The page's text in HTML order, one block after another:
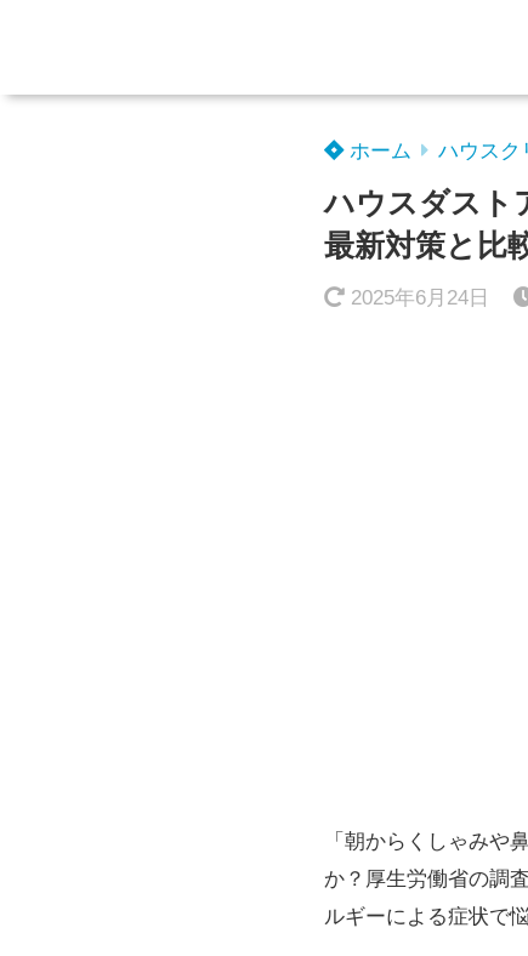
ホーム ハウスク
ハウスダスト
最新対策と比
2025年6月24日
「朝からくしゃみ
か？厚生労働省の調
ルギーによる症状で